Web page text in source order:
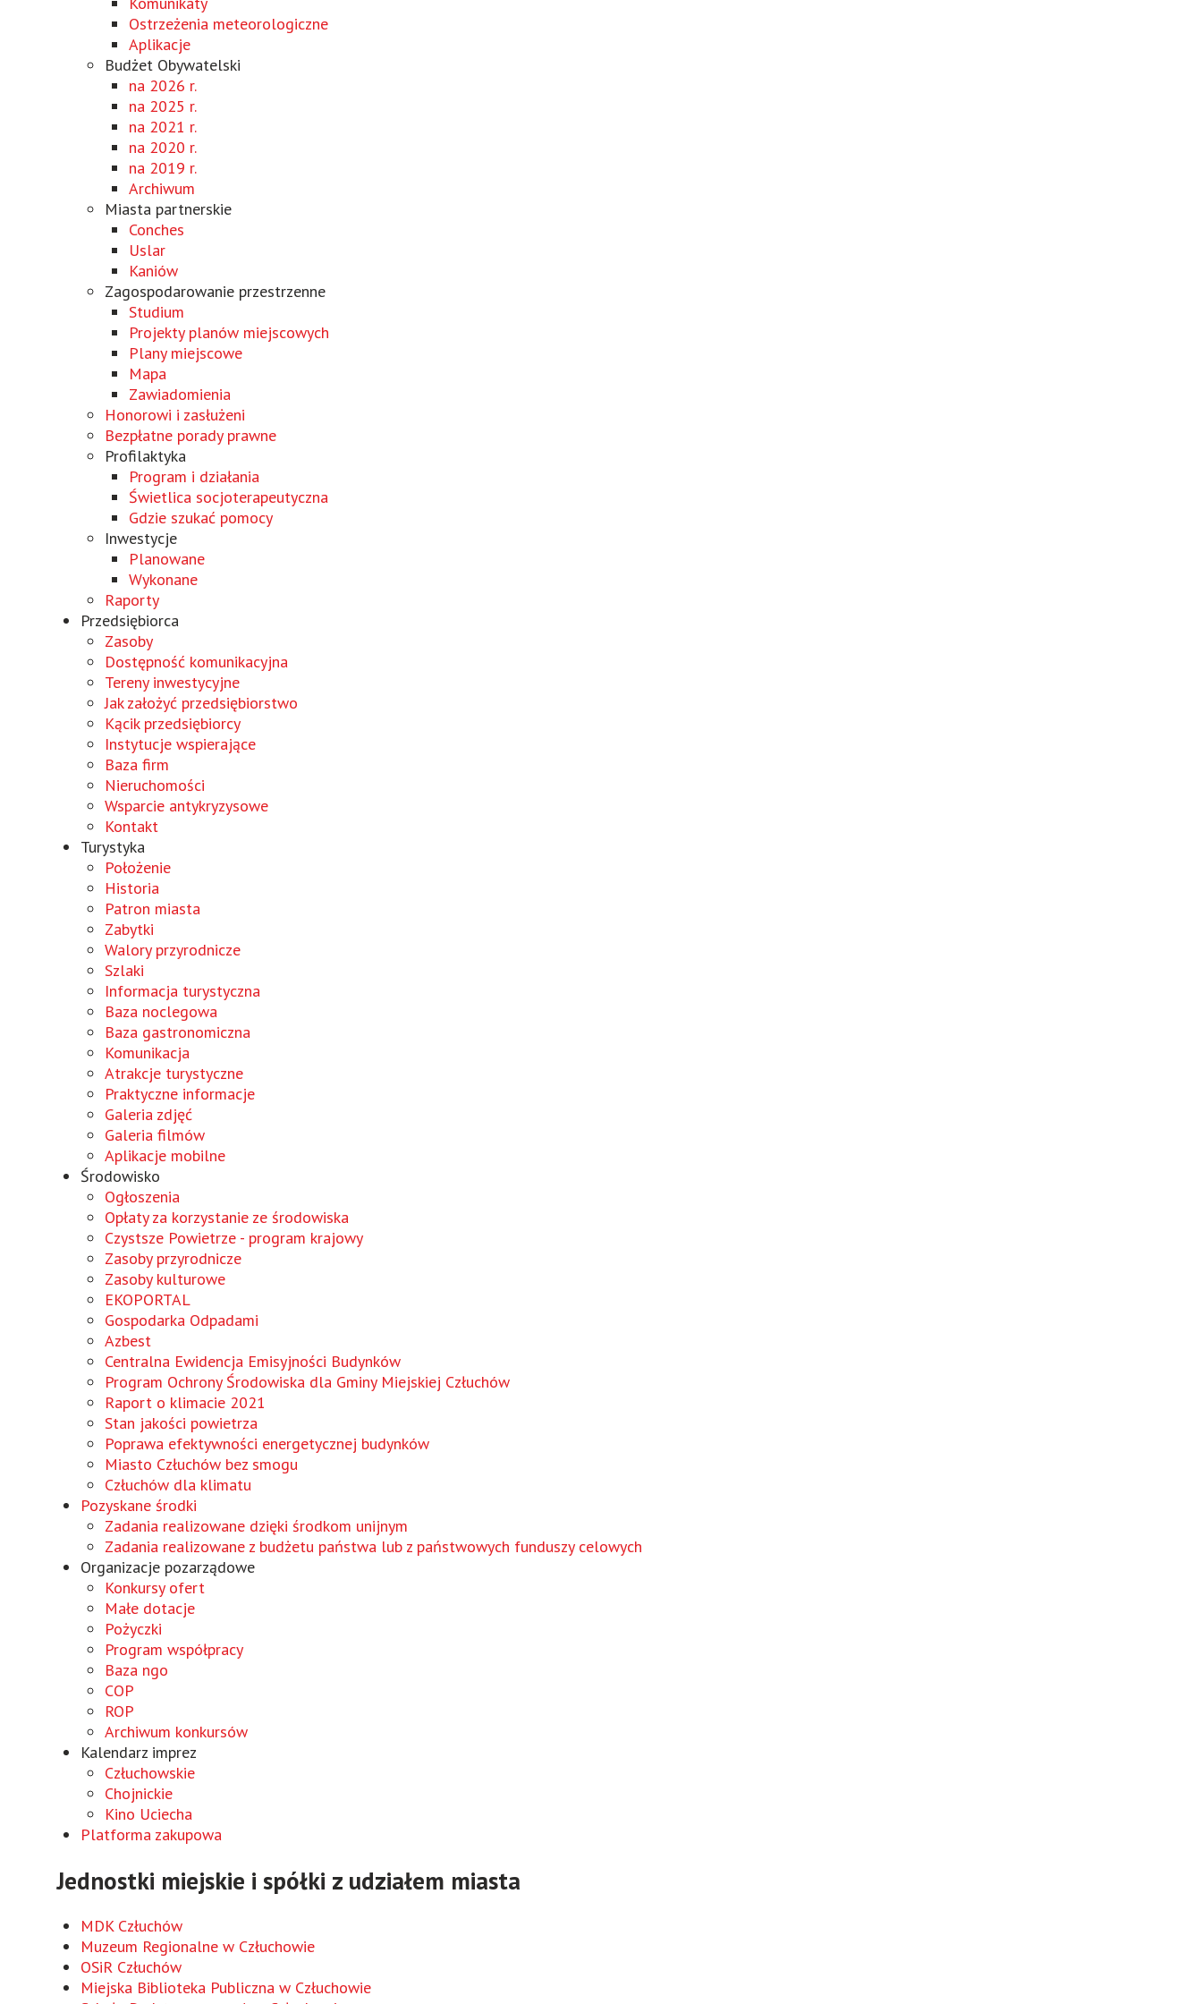
Ostrzeżenia meteorologiczne
Aplikacje
Budżet Obywatelski
na 2026 r.
na 2025 r.
na 2021 r.
na 2020 r.
na 2019 r.
Archiwum
Miasta partnerskie
Conches
Uslar
Kaniów
Zagospodarowanie przestrzenne
Studium
Projekty planów miejscowych
Plany miejscowe
Mapa
Zawiadomienia
Honorowi i zasłużeni
Bezpłatne porady prawne
Profilaktyka
Program i działania
Świetlica socjoterapeutyczna
Gdzie szukać pomocy
Inwestycje
Planowane
Wykonane
Raporty
Przedsiębiorca
Zasoby
Dostępność komunikacyjna
Tereny inwestycyjne
Wird
in
einem
neuen
Fenster
geöffnet
Jak założyć przedsiębiorstwo
Wird
in
einem
neuen
Fenster
geöffnet
Kącik przedsiębiorcy
Instytucje wspierające
Wird
in
einem
neuen
Fenster
geöffnet
Baza firm
Nieruchomości
Wsparcie antykryzysowe
Kontakt
Turystyka
Położenie
Historia
Patron miasta
Zabytki
Walory przyrodnicze
Szlaki
Informacja turystyczna
Baza noclegowa
Baza gastronomiczna
Komunikacja
Atrakcje turystyczne
Praktyczne informacje
Galeria zdjęć
Galeria filmów
Aplikacje mobilne
Środowisko
Ogłoszenia
Wird
in
einem
neuen
Fenster
geöffnet
Opłaty za korzystanie ze środowiska
Czystsze Powietrze - program krajowy
Zasoby przyrodnicze
Zasoby kulturowe
Wird
in
einem
neuen
Fenster
geöffnet
EKOPORTAL
Gospodarka Odpadami
Azbest
Centralna Ewidencja Emisyjności Budynków
Program Ochrony Środowiska dla Gminy Miejskiej Człuchów
Raport o klimacie 2021
Stan jakości powietrza
Poprawa efektywności energetycznej budynków
Miasto Człuchów bez smogu
Człuchów dla klimatu
Pozyskane środki
Zadania realizowane dzięki środkom unijnym
Zadania realizowane z budżetu państwa lub z państwowych funduszy celowych
Organizacje pozarządowe
Konkursy ofert
Małe dotacje
Pożyczki
Program współpracy
Baza ngo
COP
ROP
Archiwum konkursów
Kalendarz imprez
Człuchowskie
Chojnickie
Kino Uciecha
Platforma zakupowa
Jednostki miejskie i spółki z udziałem miasta
MDK Człuchów
Muzeum Regionalne w Człuchowie
OSiR Człuchów
Miejska Biblioteka Publiczna w Człuchowie